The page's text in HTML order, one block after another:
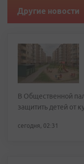
Другие новости
В Общественной
защитить детей от
сегодня, 02:31